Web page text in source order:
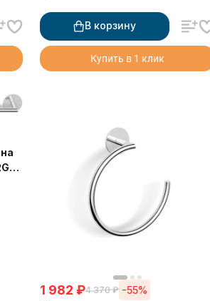
В корзину
Купить в 1 клик
1 982 ₽4 370 ₽ -55%